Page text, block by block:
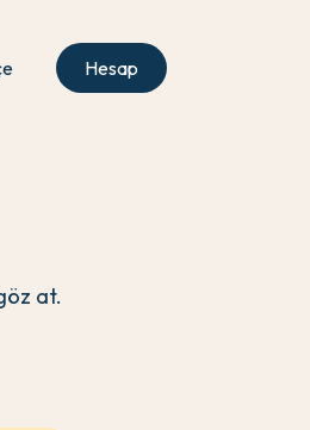
Hesap
at.